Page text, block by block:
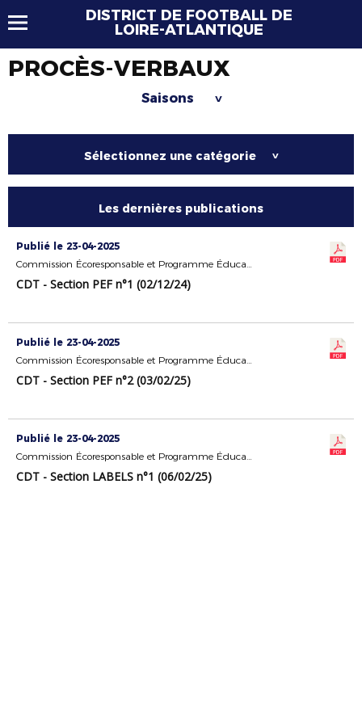
DISTRICT DE FOOTBALL DE
LOIRE-ATLANTIQUE
PROCÈS-VERBAUX
Saisons >
Sélectionnez une catégorie >
Les dernières publications
Publié le 23-04-2025
Commission Écoresponsable et Programme Éducatif Fédéral
CDT - Section PEF n°1 (02/12/24)
Publié le 23-04-2025
Commission Écoresponsable et Programme Éducatif Fédéral
CDT - Section PEF n°2 (03/02/25)
Publié le 23-04-2025
Commission Écoresponsable et Programme Éducatif Fédéral
CDT - Section LABELS n°1 (06/02/25)